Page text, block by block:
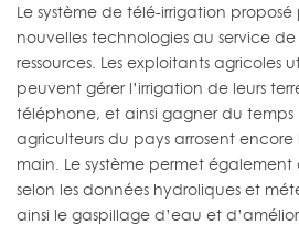
Le système de télé-irrigation
nouvelles technologies au service
ressources. Les exploitants agricoles
peuvent gérer l’irrigation de leurs
téléphone, et ainsi gagner du
agriculteurs du pays arrosent
main. Le système permet également
selon les données hydroliques et
ainsi le gaspillage d’eau et